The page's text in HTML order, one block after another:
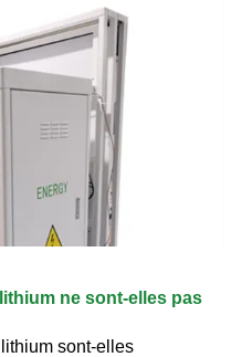
ne sont-elles pas
sont-elles